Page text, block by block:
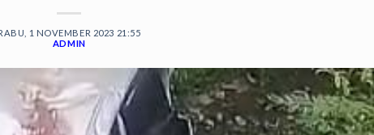
1 NOVEMBER 2023 21:55
ADMIN